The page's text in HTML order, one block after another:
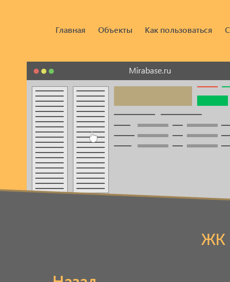
Главная Объекты Как пользоваться
ЖК